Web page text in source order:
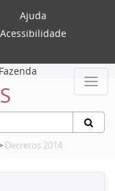
Ajuda
Acessibilidade
Decretos 2014